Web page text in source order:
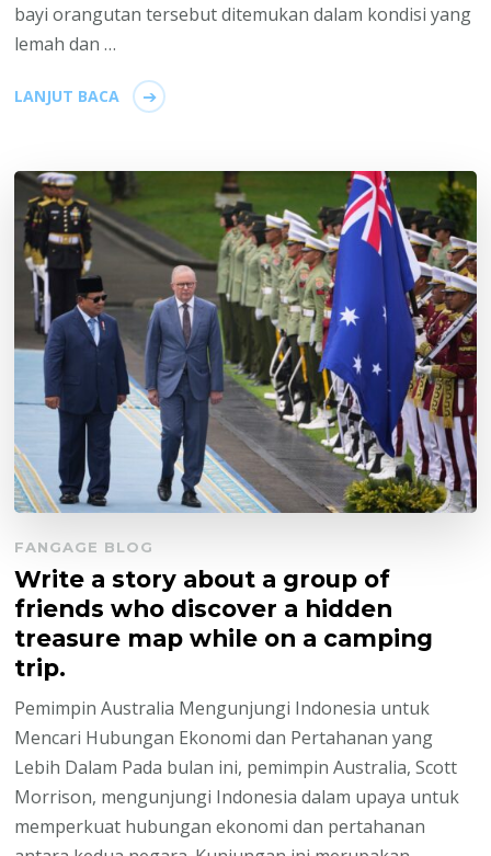
bayi orangutan tersebut ditemukan dalam kondisi yang
lemah dan …
LANJUT BACA
FANGAGE BLOG
Write a story about a group of
friends who discover a hidden
treasure map while on a camping
trip.
Pemimpin Australia Mengunjungi Indonesia untuk
Mencari Hubungan Ekonomi dan Pertahanan yang
Lebih Dalam Pada bulan ini, pemimpin Australia, Scott
Morrison, mengunjungi Indonesia dalam upaya untuk
memperkuat hubungan ekonomi dan pertahanan